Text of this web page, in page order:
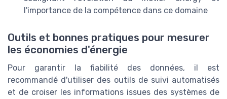
l'importance de la compétence dans ce domaine
Outils et bonnes pratiques pour mesurer
les économies d'énergie
Pour garantir la fiabilité des données, il est
recommandé d'utiliser des outils de suivi automatisés
et de croiser les informations issues des systèmes de